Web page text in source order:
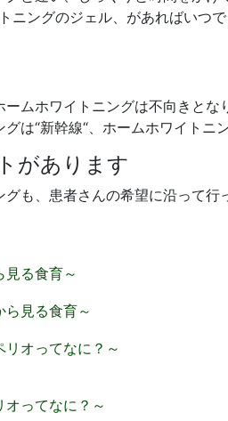
ニングのジェル、があればい
ムホワイトニングは不向きとな
は“新幹線“、ホームホワイトニ
があります
も、患者さんの希望に沿って
見る食育～
ってなに？～